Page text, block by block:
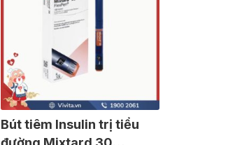
Bút tiêm Insulin trị tiểu